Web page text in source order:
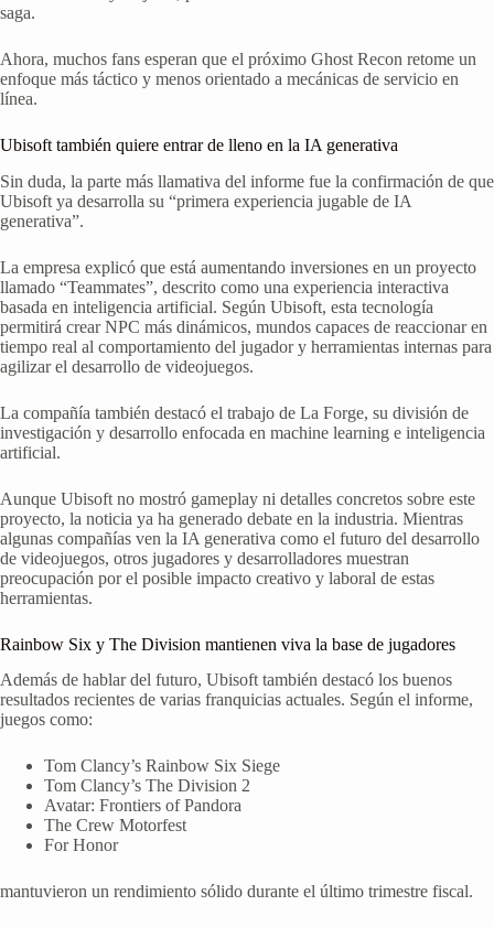
saga.
Ahora, muchos fans esperan que el próximo Ghost Recon retome un
enfoque más táctico y menos orientado a mecánicas de servicio en
línea.
Ubisoft también quiere entrar de lleno en la IA generativa
Sin duda, la parte más llamativa del informe fue la confirmación de que
Ubisoft ya desarrolla su “primera experiencia jugable de IA
generativa”.
La empresa explicó que está aumentando inversiones en un proyecto
llamado “Teammates”, descrito como una experiencia interactiva
basada en inteligencia artificial. Según Ubisoft, esta tecnología
permitirá crear NPC más dinámicos, mundos capaces de reaccionar en
tiempo real al comportamiento del jugador y herramientas internas para
agilizar el desarrollo de videojuegos.
La compañía también destacó el trabajo de La Forge, su división de
investigación y desarrollo enfocada en machine learning e inteligencia
artificial.
Aunque Ubisoft no mostró gameplay ni detalles concretos sobre este
proyecto, la noticia ya ha generado debate en la industria. Mientras
algunas compañías ven la IA generativa como el futuro del desarrollo
de videojuegos, otros jugadores y desarrolladores muestran
preocupación por el posible impacto creativo y laboral de estas
herramientas.
Rainbow Six y The Division mantienen viva la base de jugadores
Además de hablar del futuro, Ubisoft también destacó los buenos
resultados recientes de varias franquicias actuales. Según el informe,
juegos como:
Tom Clancy’s Rainbow Six Siege
Tom Clancy’s The Division 2
Avatar: Frontiers of Pandora
The Crew Motorfest
For Honor
mantuvieron un rendimiento sólido durante el último trimestre fiscal.